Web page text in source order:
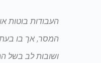
העבודות בוטות
המסר, אך בו בעת
ושובות לב בשל